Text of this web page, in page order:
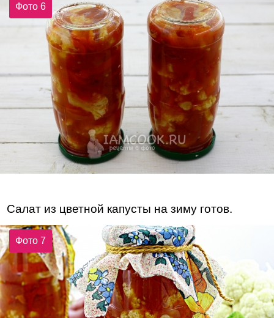
Фото 6
Салат из цветной капусты на зиму готов.
Фото 7